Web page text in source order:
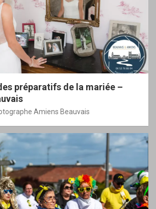
préparatifs de la mariée –
Amiens Beauvais